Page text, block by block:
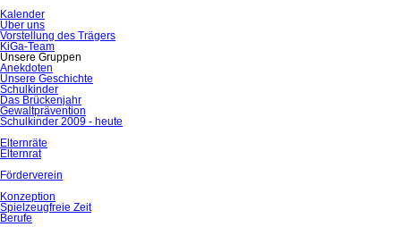
Kalender
Über uns
Vorstellung des Trägers
KiGa-Team
Unsere Gruppen
Anekdoten
Unsere Geschichte
Schulkinder
Das Brückenjahr
Gewaltprävention
Schulkinder 2009 - heute
Elternräte
Elternrat
Förderverein
Konzeption
Spielzeugfreie Zeit
Berufe